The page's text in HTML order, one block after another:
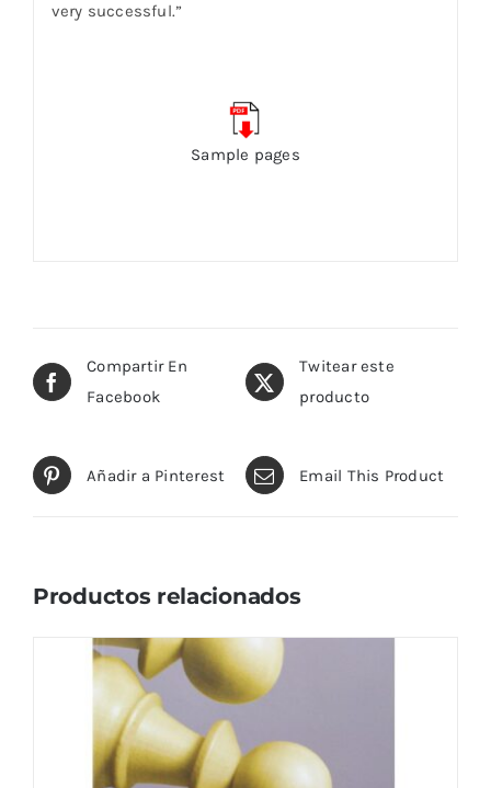
very successful.”
Sample pages
Compartir En
Facebook
Twitear este
producto
Añadir a Pinterest Email This Product
Productos relacionados